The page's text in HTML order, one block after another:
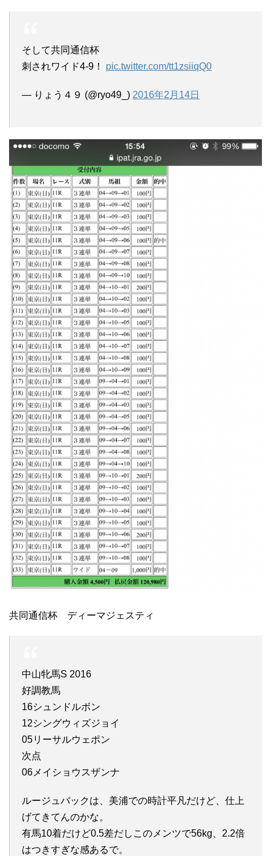
そして共同通信杯
刺されワイド4-9！ pic.twitter.com/tt1zsiiqQ0
— りょう４９ (@ryo49_) 2016年2月14日
共同通信杯 ディーマジェスティ
中山牝馬S 2016
好調教馬
16シュンドルボン
12シングウィズジョイ
05リーサルウェポン
次点
06メイショウスザンナ
ルージュバックは、美浦での時計平凡だけど、仕上
げてきてんのかな。
有馬10着だけど0.5差だしこのメンツで56kg、2.2倍
はつきすぎな感あるで。